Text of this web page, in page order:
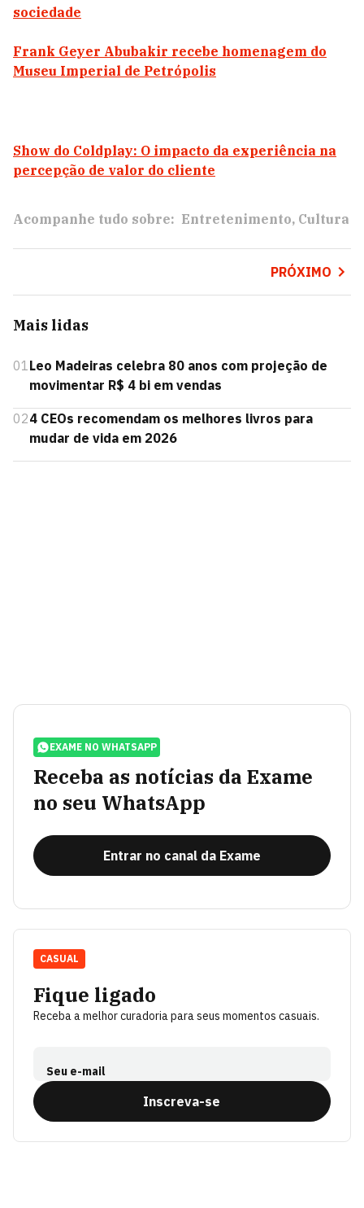
sociedade
Frank Geyer Abubakir recebe homenagem do
Museu Imperial de Petrópolis
Show do Coldplay: O impacto da experiência na
percepção de valor do cliente
Acompanhe tudo sobre: Entretenimento Cultura
PRÓXIMO
Mais lidas
01 Leo Madeiras celebra 80 anos com projeção de
movimentar R$ 4 bi em vendas
024 CEOs recomendam os melhores livros para
mudar de vida em 2026
EXAME NO WHATSAPP
Receba as notícias da Exame
no seu WhatsApp
Entrar no canal da Exame
Fique ligado
Receba a melhor curadoria para seus momentos casuais.
Seu e-mail
Inscreva-se
CASUAL